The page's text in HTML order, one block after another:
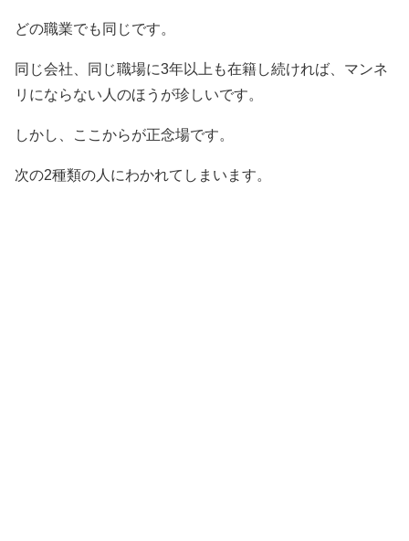
どの職業でも同じです。
同じ会社、同じ職場に3年以上も在籍し続ければ、マンネ
リにならない人のほうが珍しいです。
しかし、ここからが正念場です。
次の2種類の人にわかれてしまいます。